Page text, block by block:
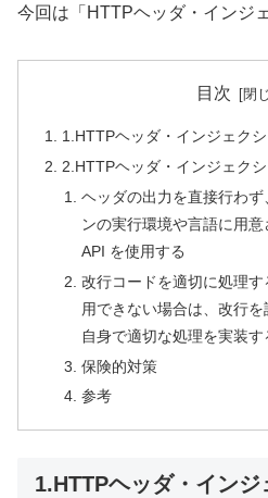
今回は「HTTPヘッダ・インジ
目次
1.HTTPヘッダ・インジェク
2.HTTPヘッダ・インジェク
ヘッダの出力を直接行わ
ンの実行環境や言語に用
API を使用する
改行コードを適切に処理す
用できない場合は、改行
自身で適切な処理を実装す
保険的対策
参考
1.HTTPヘッダ・イン